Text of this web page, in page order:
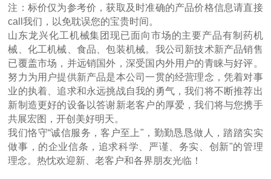
注：标价仅为参考价，获取及时准确的产品价格信息请直接
call我们，以免耽误您的宝贵时间。
山东龙兴化工机械集团现已面向市场的主要产品有制药机
械、化工机械、食品、包装机械。我公司新技术新产品销售
已覆盖市场，并远销国外，深受国内外用户的青睐与好评。
努力为用户提供新产品是本公司一贯的经营理念，凭着对事
业的执着、追求和永远挑战自我的勇气，我们将不断推荐出
新制造更好的设备以答谢新老客户的厚爱，我们将与您携手
共展宏图，开创美好明天。
我们恪守“诚信服务，客户至上"，勤勤恳恳做人，踏踏实实
做事，的企业信条，追求科学、严谨、务实、创新"的管理
理念。热忱欢迎新、老客户和各界朋友光临！